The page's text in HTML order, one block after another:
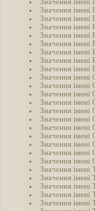
Значення імені
Значення імені
Значення імені
Значення імені
Значення імені
Значення імені
Значення імені
Значення імені
Значення імені
Значення імені
Значення імені
Значення імені
Значення імені
Значення імені
Значення імені
Значення імені
Значення імені
Значення імені
Значення імені
Значення імені
Значення імені
Значення імені
Значення імені
Значення імені
Значення імені